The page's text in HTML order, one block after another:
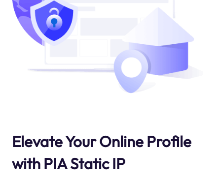
Elevate Your Online Profile
with PIA Static IP